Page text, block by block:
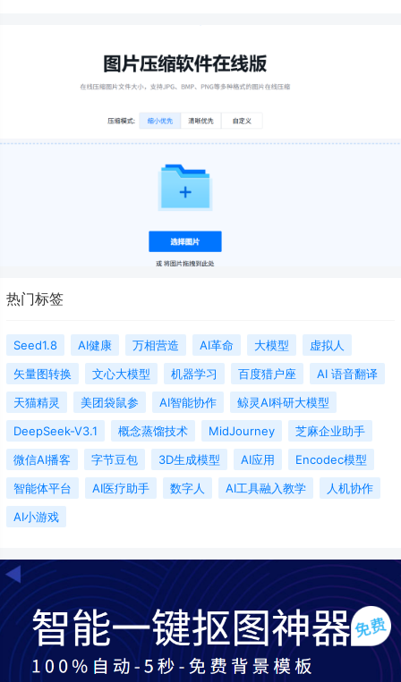
热门标签
Seed1.8 AI健康 万相营造 AI革命 大模型
虚拟人
矢量图转换‌
文心大模型 机器学习 百度猎户座
AI 语音翻译
天猫精灵
美团袋鼠参 AI智能协作
鲸灵AI科研大模型
DeepSeek-V3.1
概念蒸馏技术 MidJourney
芝麻企业助手
微信AI播客
字节豆包 3D生成模型 AI应用
Encodec模型
智能体平台
AI医疗助手 数字人 AI工具融入教学
人机协作
AI小游戏